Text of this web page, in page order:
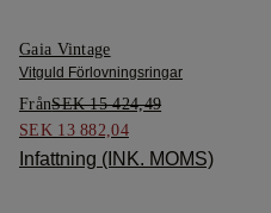
Gaia Vintage
Vitguld Förlovningsringar
FrånSEK 15 424,49
SEK 13 882,04
Infattning (INK. MOMS)